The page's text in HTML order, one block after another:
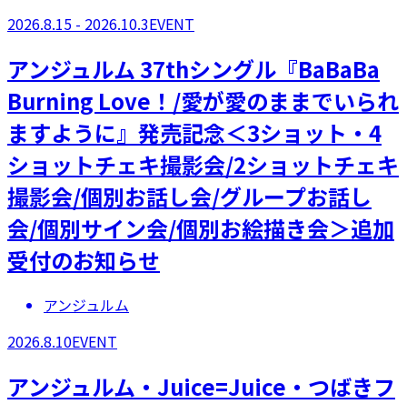
2026.8.15 - 2026.10.3EVENT
アンジュルム 37thシングル『BaBaBa
Burning Love！/愛が愛のままでいられ
ますように』発売記念＜3ショット・4
ショットチェキ撮影会/2ショットチェキ
撮影会/個別お話し会/グループお話し
会/個別サイン会/個別お絵描き会＞追加
受付のお知らせ
アンジュルム
2026.8.10EVENT
アンジュルム・Juice=Juice・つばきフ